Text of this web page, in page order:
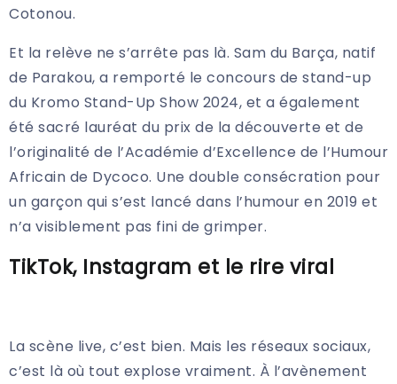
Cotonou.
Et la relève ne s’arrête pas là. Sam du Barça, natif
de Parakou, a remporté le concours de stand-up
du Kromo Stand-Up Show 2024, et a également
été sacré lauréat du prix de la découverte et de
l’originalité de l’Académie d’Excellence de l’Humour
Africain de Dycoco. Une double consécration pour
un garçon qui s’est lancé dans l’humour en 2019 et
n’a visiblement pas fini de grimper.
TikTok, Instagram et le rire viral
La scène live, c’est bien. Mais les réseaux sociaux,
c’est là où tout explose vraiment. À l’avènement